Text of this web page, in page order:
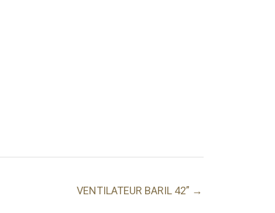
VENTILATEUR BARIL 42” →